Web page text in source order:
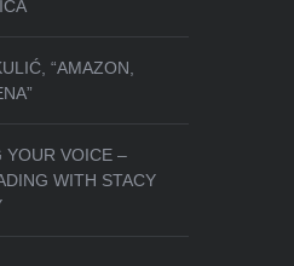
“AMAZON,
YOUR VOICE –
WITH STACY